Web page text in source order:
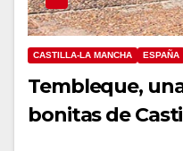
CASTILLA-LA MANCHA ESPAÑA
Tembleque,
bonitas de